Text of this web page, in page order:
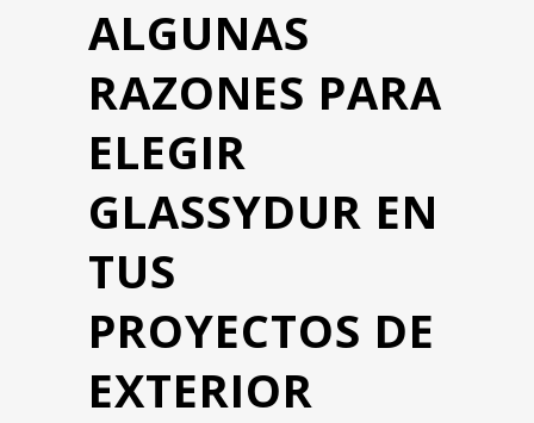
ALGUNAS
RAZONES PARA
ELEGIR
GLASSYDUR EN
TUS
PROYECTOS DE
EXTERIOR